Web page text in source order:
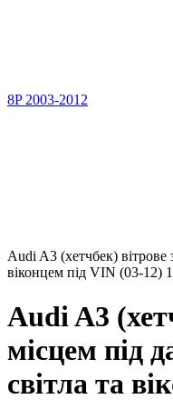
8P 2003-2012
Audi A3 (хетчбек) вітрове
віконцем під VIN (03-12)
Audi A3
місцем під
світла та